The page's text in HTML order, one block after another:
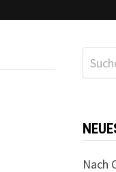
Suchen
nach:
Nach